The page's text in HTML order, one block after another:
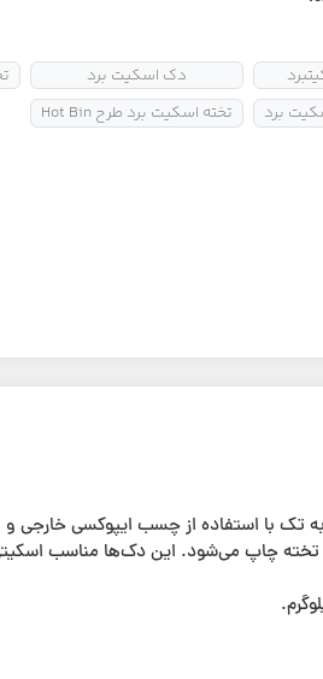
برد
دک اسکیت برد
تخته اسکیت برد طرح Hot Bin
در کارخانه، با دقت و تک به تک با استفاده از چسب
چاپ می‌شود. این دک‌ها مناسب